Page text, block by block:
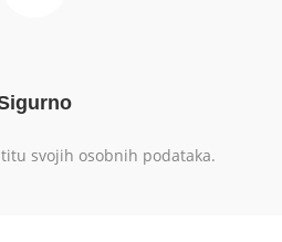
svojih osobnih podataka.